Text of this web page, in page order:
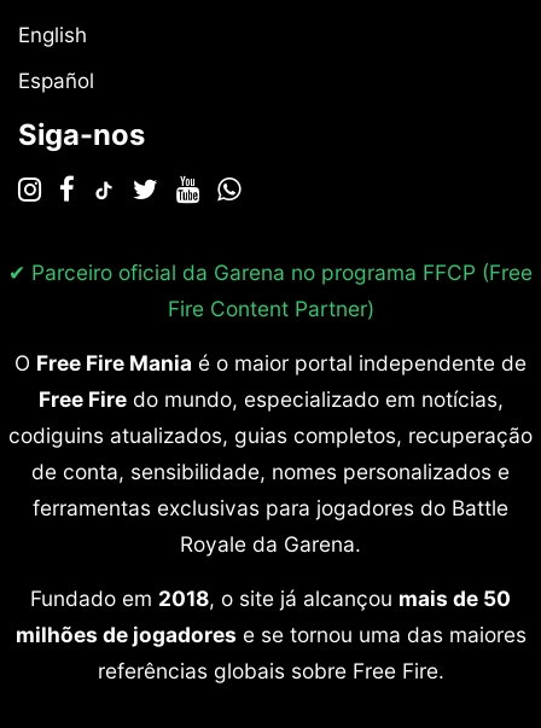
English
Español
Siga-nos
✔ Parceiro oficial da Garena no programa FFCP (Free
Fire Content Partner)
O Free Fire Mania é o maior portal independente de
Free Firedo mundo, especializado em notícias,
codiguins atualizados, guias completos, recuperação
de conta, sensibilidade, nomes personalizados e
ferramentas exclusivas para jogadores do Battle
Royale da Garena.
Fundado em 2018, o site já alcançou mais de 50
milhões de jogadores e se tornou uma das maiores
referências globais sobre Free Fire.